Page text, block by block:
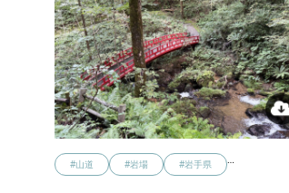
#山道 #岩場 #岩手県 …